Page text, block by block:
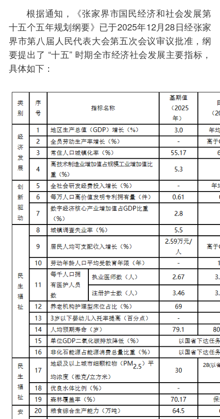
根据通知，《张家界市国民经济和社会发展第
十五个五年规划纲要》已于2025年12月28日经张家
界市第八届人民代表大会第五次会议审议批准，纲
要提出了 “十五” 时期全市经济社会发展主要指标，
具体如下：